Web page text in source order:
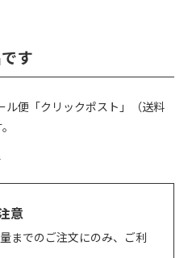
す
ル便 「クリックポスト」
（送料
意
までのご注文にのみ、ご利